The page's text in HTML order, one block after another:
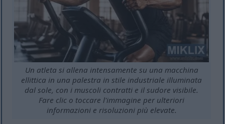
Un atleta si allena intensamente su una macchina
ellittica in una palestra in stile industriale illuminata
dal sole, con i muscoli contratti e il sudore visibile.
Fare clic o toccare l'immagine per ulteriori
informazioni e risoluzioni più elevate.